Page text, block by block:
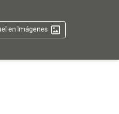
en Imágenes